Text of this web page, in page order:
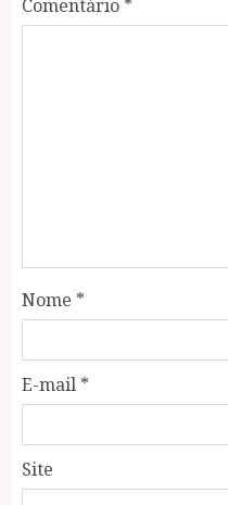
Comentário *
Nome *
E-mail *
Site